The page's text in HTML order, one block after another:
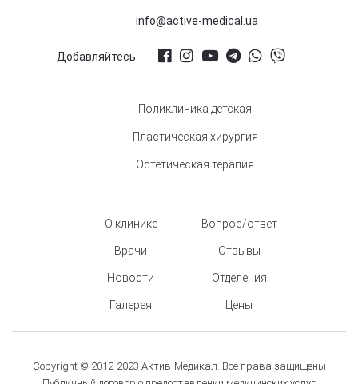
info@active-medical.ua
Добавляйтесь:
Поликлиника детская
Пластическая хирургия
Эстетическая терапия
О клинике
Врачи
Новости
Галерея
Вопрос/ответ
Отзывы
Отделения
Цены
Copyright © 2012-2023 Актив-Медикал. Все права защищены